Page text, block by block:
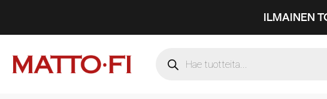
ILMAINEN
search